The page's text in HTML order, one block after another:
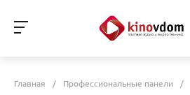
Главная / Профессиональные панели /